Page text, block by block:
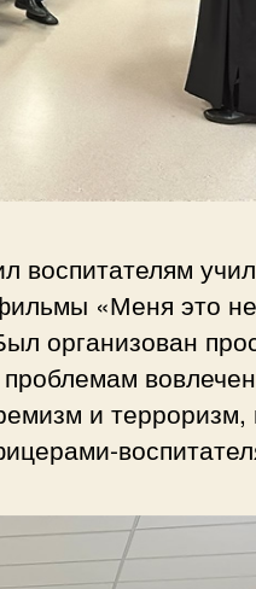
воспитателям
«Меня это не
организован
и терроризм,